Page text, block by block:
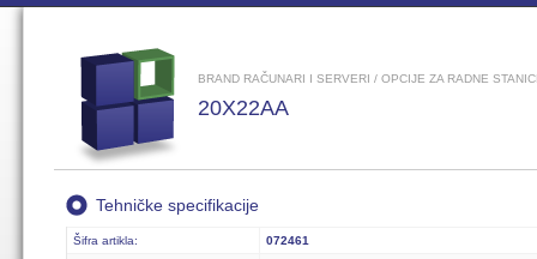
BRAND RAČUNARI I SERVERI / OPCIJE ZA RADNE
20X22AA
Tehničke specifikacije
Šifra artikla:
072461